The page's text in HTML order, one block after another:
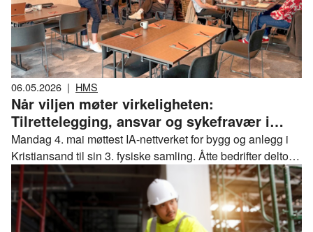
06.05.2026 | HMS
Når viljen møter virkeligheten:
Tilrettelegging, ansvar og sykefravær i
praksis
Mandag 4. mai møttest IA-nettverket for bygg og anlegg i
Kristiansand til sin 3. fysiske samling. Åtte bedrifter deltok,
og temaet denne gangen var «tilrettelegging og oppfølging
av sykemeldte medarbeidere». Det er IA bransjeprogram
for bygg og anlegg som står bak nettverket, med Life
Improvement som fasilitator.